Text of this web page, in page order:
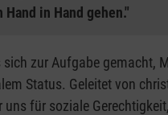
in Hand gehen."
sich zur Aufgabe
Status. Geleitet von
für soziale